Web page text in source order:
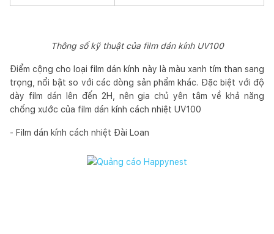
Thông số kỹ thuật của film dán kính UV100
Điểm cộng cho loại film dán kính này là màu xanh tím than sang
trọng, nổi bật so với các dòng sản phẩm khác. Đặc biệt với độ
dày film dán lên đến 2H, nên gia chủ yên tâm về khả năng
chống xước của film dán kính cách nhiệt UV100
- Film dán kính cách nhiệt Đài Loan